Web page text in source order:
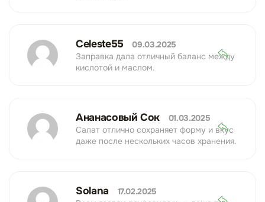
Celeste55
09.03.2025
Заправка дала отличный баланс между
кислотой и маслом.
Ананасовый Сок
01.03.2025
Салат отлично сохраняет форму и вкус
даже после нескольких часов хранения.
Solana
17.02.2025